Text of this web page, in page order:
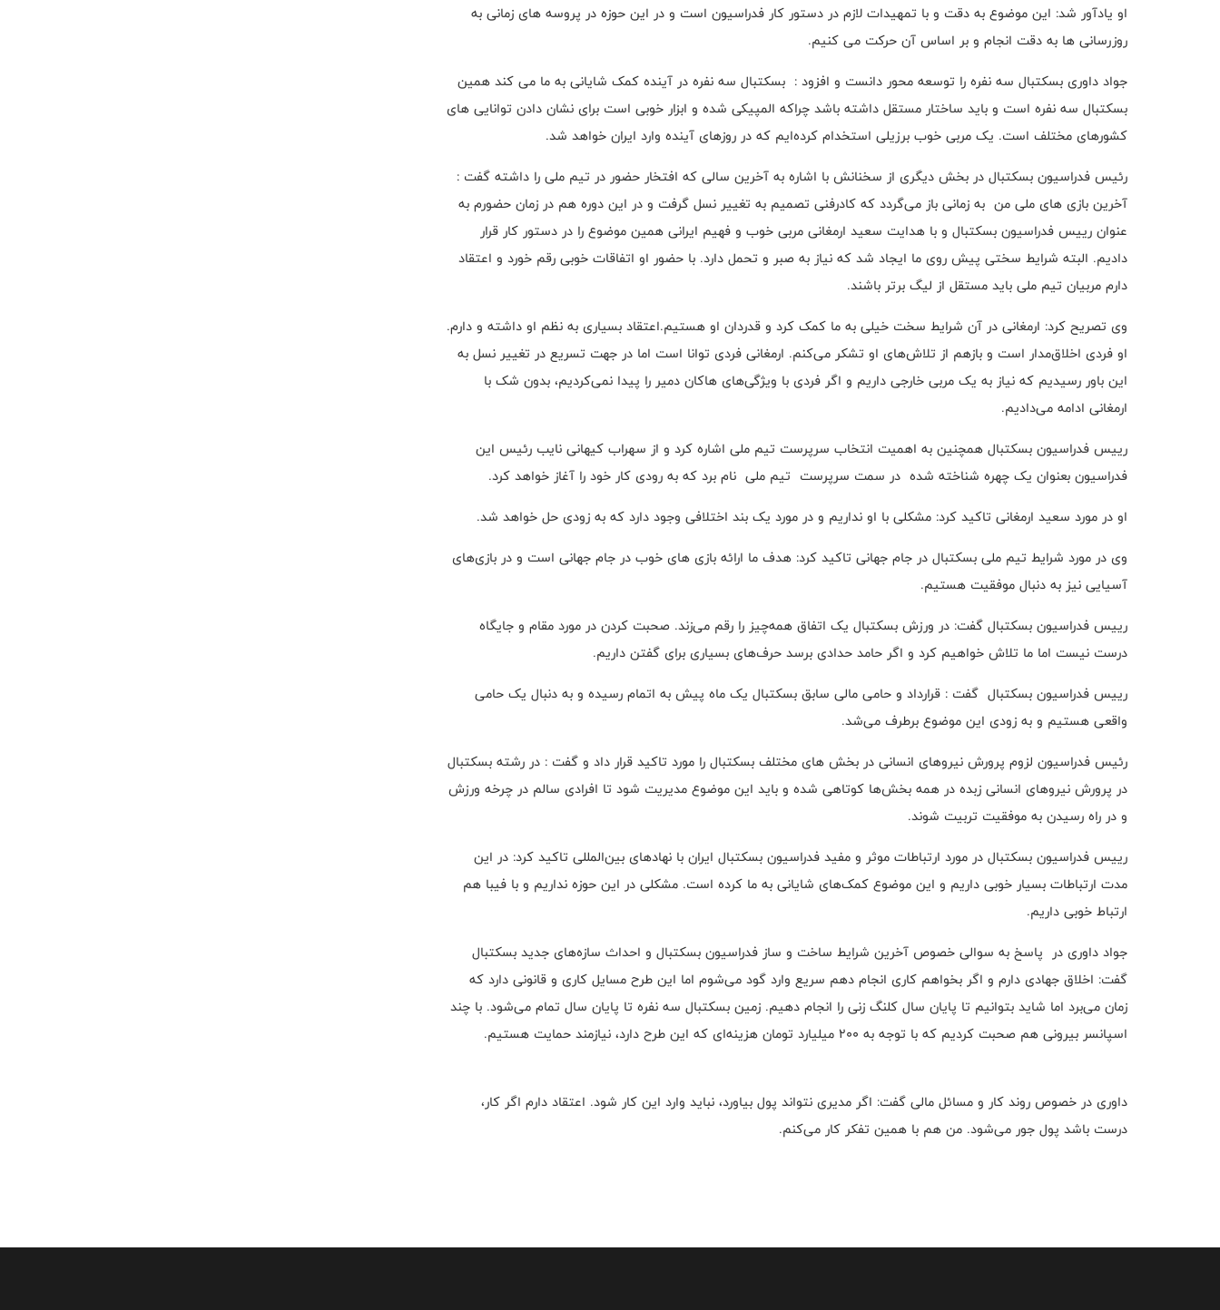
او یادآور شد: این موضوع به دقت و با تمهیدات لازم در دستور کار فدراسیون است و در این حوزه در پروسه های زمانی به
روزرسانی ها به دقت انجام و بر اساس آن حرکت می کنیم.
جواد داوری بسکتبال سه نفره را توسعه محور دانست و افزود : بسکتبال سه نفره در آینده کمک شایانی به ما می کند همین
بسکتبال سه نفره است و باید ساختار مستقل داشته باشد چراکه المپیکی شده و ابزار خوبی است برای نشان دادن توانایی های
کشورهای مختلف است. یک مربی خوب برزیلی استخدام کرده‌ایم که در روزهای آینده وارد ایران خواهد شد.
رئیس فدراسیون بسکتبال در بخش دیگری از سخنانش با اشاره به آخرین سالی که افتخار حضور در تیم ملی را داشته گفت :
آخرین بازی های ملی من به زمانی باز می‌گردد که کادرفنی تصمیم به تغییر نسل گرفت و در این دوره هم در زمان حضورم به
عنوان رییس فدراسیون بسکتبال و با هدایت سعید ارمغانی مربی خوب و فهیم ایرانی همین موضوع را در دستور کار قرار
دادیم. البته شرایط سختی پیش روی ما ایجاد شد که نیاز به صبر و تحمل دارد. با حضور او اتفاقات خوبی رقم خورد و اعتقاد
دارم مربیان تیم ملی باید مستقل از لیگ برتر باشند.
وی تصریح کرد: ارمغانی در آن شرایط سخت خیلی به ما کمک کرد و قدردان او هستیم.اعتقاد بسیاری به نظم او داشته و دارم.
او فردی اخلاق‌مدار است و بازهم از تلاش‌های او تشکر می‌کنم. ارمغانی فردی توانا است اما در جهت تسریع در تغییر نسل به
این باور رسیدیم که نیاز به یک مربی خارجی داریم و اگر فردی با ویژگی‌های هاکان دمیر را پیدا نمی‌کردیم، بدون شک با
ارمغانی ادامه می‌دادیم.
ريیس فدراسیون بسکتبال همچنین به اهمیت انتخاب سرپرست تیم ملی اشاره کرد و از سهراب کیهانی نایب رئیس این
فدراسیون بعنوان یک چهره شناخته شده در سمت سرپرست تیم ملی نام برد که به رودی کار خود را آغاز خواهد کرد.
او در مورد سعید ارمغانی تاکید کرد: مشکلی با او نداریم و در مورد یک بند اختلافی وجود دارد که به زودی حل خواهد شد.
وی در مورد شرایط تیم ملی بسکتبال در جام جهانی تاکید کرد: هدف ما ارائه بازی های خوب در جام جهانی است و در بازی‌های
آسیایی نیز به دنبال موفقیت هستیم.
رییس فدراسیون بسکتبال گفت: در ورزش بسکتبال یک اتفاق همه‌چیز را رقم می‌زند. صحبت کردن در مورد مقام و جایگاه
درست نیست اما ما تلاش خواهیم کرد و اگر حامد حدادی برسد حرف‌های بسیاری برای گفتن داریم.
ريیس فدراسیون بسکتبال گفت : قرارداد و حامی مالی سابق بسکتبال یک ماه پیش به اتمام رسیده و به دنبال یک حامی
واقعی هستیم و به زودی این موضوع برطرف می‌شد.
رئیس فدراسیون لزوم پرورش نیروهای انسانی در بخش های مختلف بسکتبال را مورد تاکید قرار داد و گفت : در رشته بسکتبال
در پرورش نیروهای انسانی زبده در همه بخش‌ها کوتاهی شده و باید این موضوع مدیریت شود تا افرادی سالم در چرخه ورزش
و در راه رسیدن به موفقیت تربیت شوند.
رییس فدراسیون بسکتبال در مورد ارتباطات موثر و مفید فدراسیون بسکتبال ایران با نهادهای بین‌المللی تاکید کرد: در این
مدت ارتباطات بسیار خوبی داریم و این موضوع کمک‌های شایانی به ما کرده است. مشکلی در این حوزه نداریم و با فیبا هم
ارتباط خوبی داریم.
جواد داوری در پاسخ به سوالی خصوص آخرین شرایط ساخت و ساز فدراسیون بسکتبال و احداث سازه‌های جدید بسکتبال
گفت: اخلاق جهادی دارم و اگر بخواهم کاری انجام دهم سریع وارد گود می‌شوم اما این طرح مسایل کاری و قانونی دارد که
زمان می‌برد اما شاید بتوانیم تا پایان سال کلنگ زنی را انجام دهیم. زمین بسکتبال سه نفره تا پایان سال تمام می‌شود. با چند
اسپانسر بیرونی هم صحبت کردیم که با توجه به ۲۰۰ میلیارد تومان هزینه‌ای که این طرح دارد، نیازمند حمایت هستیم.
داوری در خصوص روند کار و مسائل مالی گفت: اگر مدیری نتواند پول بیاورد، نباید وارد این کار شود. اعتقاد دارم اگر کار،
درست باشد پول جور می‌شود. من هم با همین تفکر کار می‌کنم.